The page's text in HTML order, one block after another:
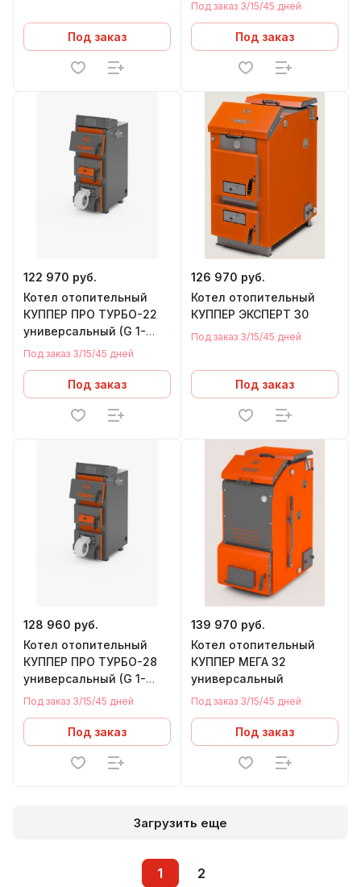
Под заказ
Под заказ 3/15/45 дней
Под заказ
122 970 руб.
Котел отопительный
КУППЕР ПРО ТУРБО-22
универсальный (G 1-
1/2")
Под заказ 3/15/45 дней
Под заказ
126 970 руб.
Котел отопительный
КУППЕР ЭКСПЕРТ 30
Под заказ 3/15/45 дней
Под заказ
128 960 руб.
Котел отопительный
КУППЕР ПРО ТУРБО-28
универсальный (G 1-
1/2")
Под заказ 3/15/45 дней
Под заказ
139 970 руб.
Котел отопительный
КУППЕР МЕГА 32
универсальный
Под заказ 3/15/45 дней
Под заказ
Загрузить еще
1 2